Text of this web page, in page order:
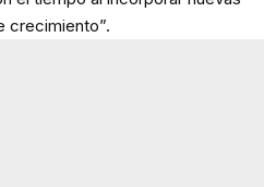
crecimiento”.